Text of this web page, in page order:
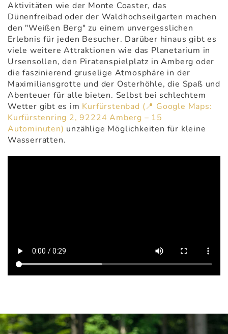
Aktivitäten wie der Monte Coaster, das
Dünenfreibad oder der Waldhochseilgarten machen
den "Weißen Berg" zu einem unvergesslichen
Erlebnis für jeden Besucher. Darüber hinaus gibt es
viele weitere Attraktionen wie das Planetarium in
Ursensollen, den Piratenspielplatz in Amberg oder
die faszinierend gruselige Atmosphäre in der
Maximiliansgrotte und der Osterhöhle, die Spaß und
Abenteuer für alle bieten. Selbst bei schlechtem
Wetter gibt es im Kurfürstenbad (📍 Google Maps:
Kurfürstenring 2, 92224 Amberg – 15
Autominuten) unzählige Möglichkeiten für kleine
Wasserratten.